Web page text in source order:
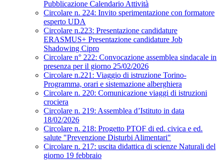
Pubblicazione Calendario Attività
Circolare n. 224: Invito sperimentazione con formatore
esperto UDA
Circolare n.223: Presentazione candidature
ERASMUS+ Presentazione candidature Job
Shadowing Cipro
Circolare n° 222: Convocazione assemblea sindacale in
presenza per il giorno 25/02/2026
Circolare n.221: Viaggio di istruzione Torino-
Programma, orari e sistemazione alberghiera
Circolare n. 220: Comunicazione viaggi di istruzioni
crociera
Circolare n. 219: Assemblea d’Istituto in data
18/02/2026
Circolare n. 218: Progetto PTOF di ed. civica e ed.
salute "Prevenzione Disturbi Alimentari"
Circolare n. 217: uscita didattica di scienze Naturali del
giorno 19 febbraio